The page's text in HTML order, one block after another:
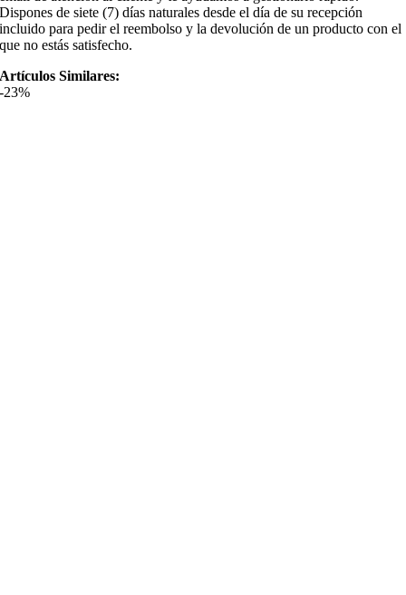
Dispones de siete (7) días naturales desde el día de su recepción
incluido para pedir el reembolso y la devolución de un producto con el
que no estás satisfecho.
Artículos Similares:
-23%